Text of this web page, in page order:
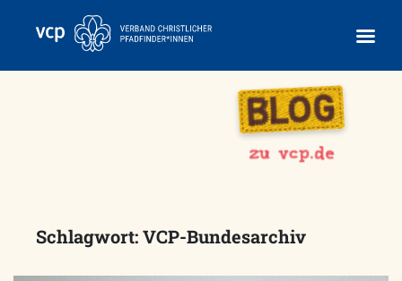
Schlagwort:VCP-Bundesarchiv